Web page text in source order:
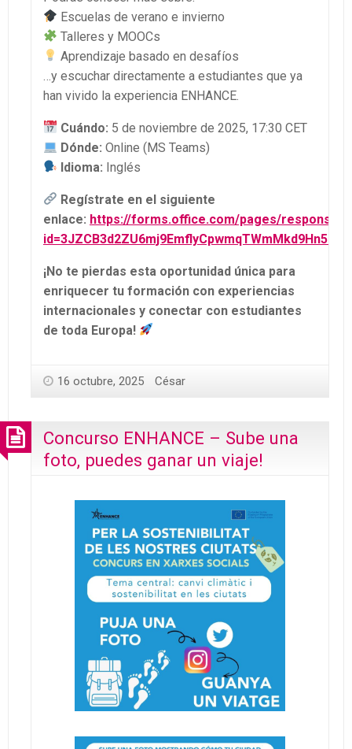
Escuelas de verano e invierno
Talleres y MOOCs
Aprendizaje basado en desafíos
…y escuchar directamente a estudiantes que ya
han vivido la experiencia ENHANCE.
Cuándo: 5 de noviembre de 2025, 17:30 CET
Dónde: Online (MS Teams)
Idioma: Inglés
Regístrate en el siguiente
enlace: https://forms.office.com/pages/
¡No te pierdas esta oportunidad única para
enriquecer tu formación con experiencias
internacionales y conectar con estudiantes
de toda Europa!
16 octubre, 2025 César
Concurso ENHANCE – Sube una
foto, puedes ganar un viaje!